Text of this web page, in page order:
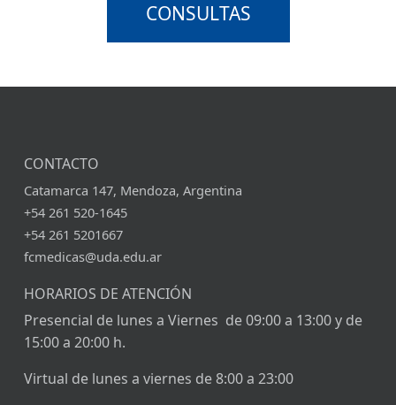
CONSULTAS
CONTACTO
Catamarca 147, Mendoza, Argentina
+54 261 520-1645
+54 261 5201667
fcmedicas@uda.edu.ar
HORARIOS DE ATENCIÓN
Presencial de lunes a Viernes de 09:00 a 13:00 y de
15:00 a 20:00 h.
Virtual de lunes a viernes de 8:00 a 23:00